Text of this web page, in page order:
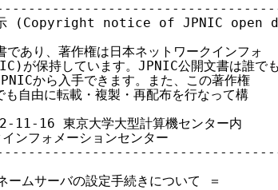
示 (Copyright notice of JPNIC open
であり、著作権は日本ネットワークインフ
が保持しています。JPNIC公開文書は誰
から入手できます。また、この著作
も自由に転載・複製・再配布を行なって
2-11-16 東京大学大型計算機センター
インフォメーションセンター
ムサーバの設定手続きについて ＝